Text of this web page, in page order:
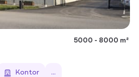
5000 - 8000 m²
Kontor ...